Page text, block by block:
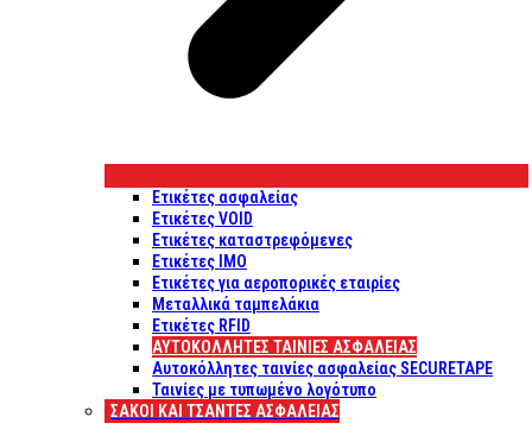
Ετικέτες ασφαλείας
Ετικέτες VOID
Ετικέτες καταστρεφόμενες
Ετικέτες IMO
Ετικέτες για αεροπορικές εταιρίες
Μεταλλικά ταμπελάκια
Ετικέτες RFID
ΑΥΤΟΚΌΛΛΗΤΕΣ ΤΑΙΝΊΕΣ ΑΣΦΑΛΕΊΑΣ
Αυτοκόλλητες ταινίες ασφαλείας SECURETAPE
Ταινίες με τυπωμένο λογότυπο
ΣΆΚΟΙ ΚΑΙ ΤΣΆΝΤΕΣ ΑΣΦΑΛΕΊΑΣ